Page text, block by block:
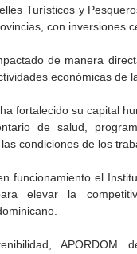
Turísticos y
con inversiones
de manera
económicas de
fortalecido su capital
de salud,
condiciones de los
funcionamiento el
elevar la
APORDOM